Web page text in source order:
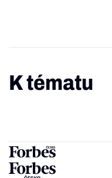
K tématu